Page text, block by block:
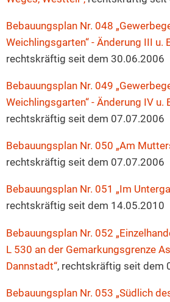
Bebauungsplan Nr. 048
Weichlingsgarten“ - Änderung III u.
rechtskräftig seit dem 30.06.2006
Bebauungsplan Nr. 049
Weichlingsgarten“ - Änderung IV u.
rechtskräftig seit dem 07.07.2006
Bebauungsplan Nr. 050 „Am
rechtskräftig seit dem 07.07.2006
Bebauungsplan Nr. 051 „Im
rechtskräftig seit dem 14.05.2010
Bebauungsplan Nr. 052
L 530 an der Gemarkungsgrenze
Dannstadt“, rechtskräftig seit dem
Bebauungsplan Nr. 053 „Südlich